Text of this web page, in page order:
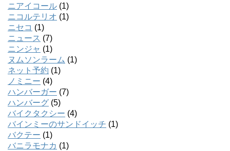
ニアイコール (1)
ニコルテリオ (1)
ニセコ (1)
ニュース (7)
ニンジャ (1)
ヌムソンラーム (1)
ネット予約 (1)
ノミニー (4)
ハンバーガー (7)
ハンバーグ (5)
バイクタクシー (4)
バインミーのサンドイッチ (1)
バクテー (1)
バニラモナカ (1)